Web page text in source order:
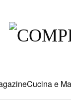
Cucina e